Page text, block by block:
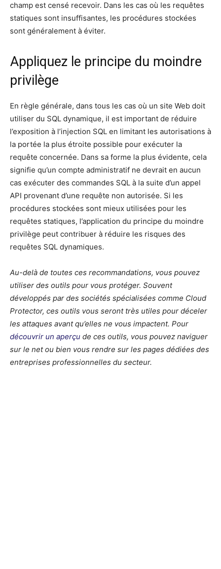
champ est censé recevoir. Dans les cas où les requêtes
statiques sont insuffisantes, les procédures stockées
sont généralement à éviter.
Appliquez le principe du moindre
privilège
En règle générale, dans tous les cas où un site Web doit
utiliser du SQL dynamique, il est important de réduire
l’exposition à l’injection SQL en limitant les autorisations à
la portée la plus étroite possible pour exécuter la
requête concernée. Dans sa forme la plus évidente, cela
signifie qu’un compte administratif ne devrait en aucun
cas exécuter des commandes SQL à la suite d’un appel
API provenant d’une requête non autorisée. Si les
procédures stockées sont mieux utilisées pour les
requêtes statiques, l’application du principe du moindre
privilège peut contribuer à réduire les risques des
requêtes SQL dynamiques.
Au-delà de toutes ces recommandations, vous pouvez
utiliser des outils pour vous protéger. Souvent
développés par des sociétés spécialisées comme Cloud
Protector, ces outils vous seront très utiles pour déceler
les attaques avant qu’elles ne vous impactent. Pour
découvrir un aperçu de ces outils, vous pouvez naviguer
sur le net ou bien vous rendre sur les pages dédiées des
entreprises professionnelles du secteur.